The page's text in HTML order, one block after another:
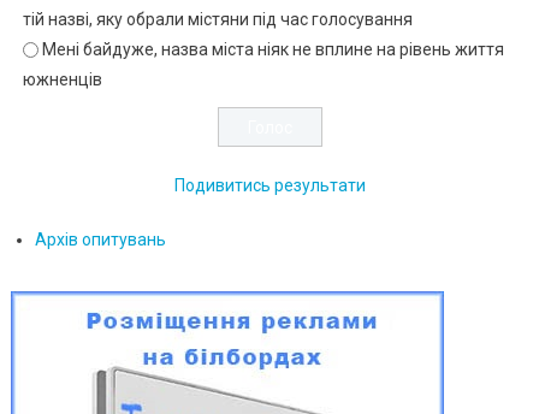
тій назві, яку обрали містяни під час голосування
Мені байдуже, назва міста ніяк не вплине на рівень життя
южненців
Подивитись результати
Архів опитувань